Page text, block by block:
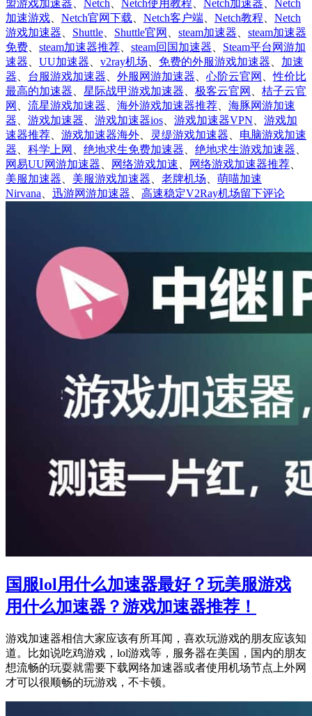
于
盟游戏加速器、 Netch、 Netch使用教程、 Netch加速器、 Netch
加速游戏、 Netch官网下载、 Netch客户端、 Netch教程、 Netch
游戏加速器、 Shuttle、 Shuttle官网 、 steam加速器、 steam加速器
免费、 steam加速器推荐、 steam回国加速器、 Steam平台网游加
速器、 UU加速器、 v2ray机场、 免费的外服游戏加速器、 加速
器、 台服游戏加速器、 外服网游加速器、 心阶云官网 、性价比
最高的加速器、 星际战甲游戏加速器、 极客云官网 、 桔子云官
网 、 流星游戏加速器、 海外游戏加速器推荐、 海豚网游加速
器、 游戏加速器、 游戏加速器ios、 游戏加速器VPN、 游戏加
速器推荐、 游戏加速器海外、 灵缇游戏加速器、 电脑游戏加速
器、 科学上网 、 绝地求生免费加速器、 绝地求生游戏加速器、
网易UU网游加速器、 网络游戏加速、 网络游戏加速器推荐、
美服加速器、 美服游戏加速器、 老牌机场、 萌喵加速
Nirvana、 迅游网游加速器、 高速稳定V2Ray机场于
学
会
主
流
游
戏
加
Netch
客
户
用
程
留下评论
国服lol用什么加速器最好？玩美服游戏
用什么加速器？游戏加速器推荐！
游戏加速器相信大家应该有所耳闻，喜欢玩游戏的朋友应该知
道。比如说吃鸡游戏，lol游戏等，服务器在美国，国内的朋友
想流畅的玩耍就需要下载网络加速器或者使用机场节点上外网
才可以很顺畅的玩游戏，不卡顿。